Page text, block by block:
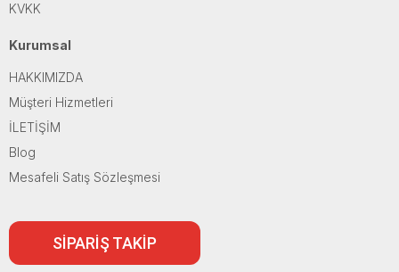
KVKK
Kurumsal
HAKKIMIZDA
Müşteri Hizmetleri
İLETİŞİM
Blog
Mesafeli Satış Sözleşmesi
SİPARİŞ TAKİP